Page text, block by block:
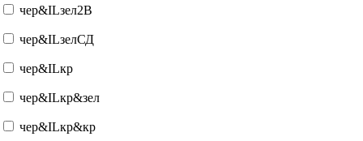
чер&ILзел2В
чер&ILзелСД
чер&ILкр
чер&ILкр&зел
чер&ILкр&кр